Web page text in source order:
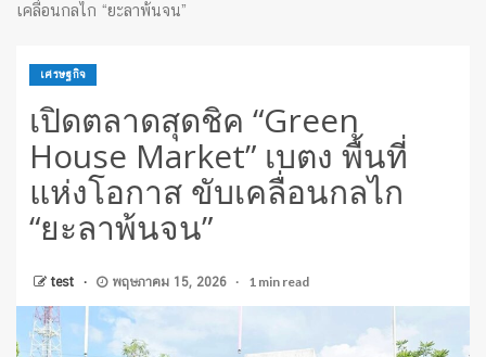
เคลื่อนกลไก “ยะลาพ้นจน”
เศรษฐกิจ
เปิดตลาดสุดชิค “Green
House Market” เบตง พื้นที่
แห่งโอกาส ขับเคลื่อนกลไก
“ยะลาพ้นจน”
test พฤษภาคม 15, 2026 1 min read